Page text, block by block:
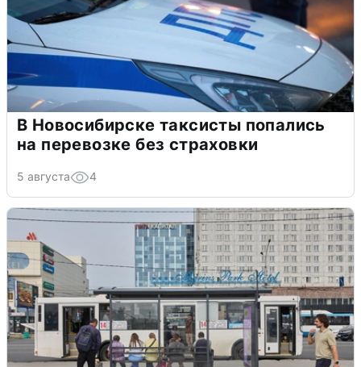
В Новосибирске таксисты попались
на перевозке без страховки
5 августа 4